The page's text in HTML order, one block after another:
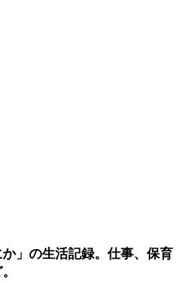
」の生活記録。仕事、保育